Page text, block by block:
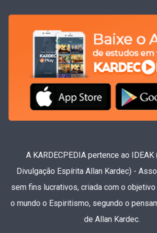
A KARDECPEDIA pertence ao
Divulgação Espírita Allan Kardec) -
sem fins lucrativos, criada com o
o mundo o Espiritismo, segundo o
de Allan Kardec.